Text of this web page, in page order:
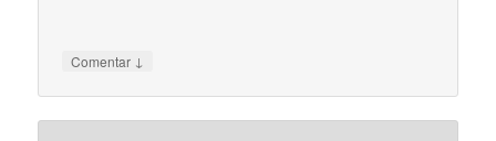
Comentar ↓